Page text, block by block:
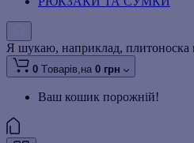
Я шукаю, наприклад, плитоноска
0 Tоварів,на 0 грн
Ваш кошик порожній!